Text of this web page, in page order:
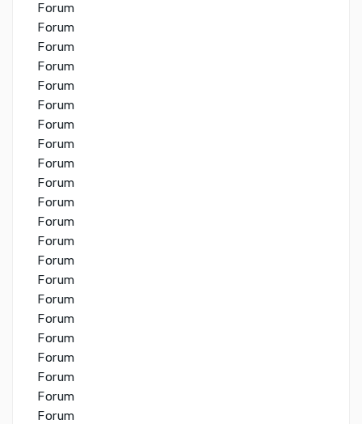
Forum
Forum
Forum
Forum
Forum
Forum
Forum
Forum
Forum
Forum
Forum
Forum
Forum
Forum
Forum
Forum
Forum
Forum
Forum
Forum
Forum
Forum